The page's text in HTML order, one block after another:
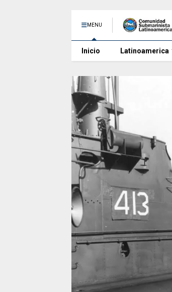
MENU
Inicio Latinoamerica